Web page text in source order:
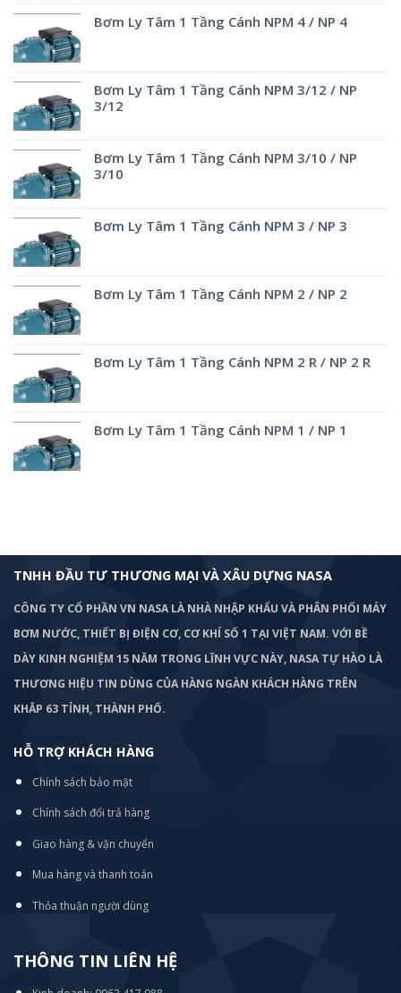
Bơm Ly Tâm 1 Tầng Cánh NPM 4 / NP 4
Bơm Ly Tâm 1 Tầng Cánh NPM 3/12 / NP
3/12
Bơm Ly Tâm 1 Tầng Cánh NPM 3/10 / NP
3/10
Bơm Ly Tâm 1 Tầng Cánh NPM 3 / NP 3
Bơm Ly Tâm 1 Tầng Cánh NPM 2 / NP 2
Bơm Ly Tâm 1 Tầng Cánh NPM 2 R / NP 2 R
Bơm Ly Tâm 1 Tầng Cánh NPM 1 / NP 1
TNHH ĐẦU TƯ THƯƠNG MẠI VÀ XÂU DỰNG NASA
CÔNG TY CỔ PHẦN VN NASA LÀ NHÀ NHẬP KHẨU VÀ PHÂN PHỐI MÁY
BƠM NƯỚC, THIẾT BỊ ĐIỆN CƠ, CƠ KHÍ SỐ 1 TẠI VIỆT NAM. VỚI BỀ
DÀY KINH NGHIỆM 15 NĂM TRONG LĨNH VỰC NÀY, NASA TỰ HÀO LÀ
THƯƠNG HIỆU TIN DÙNG CỦA HÀNG NGÀN KHÁCH HÀNG TRÊN
KHẮP 63 TỈNH, THÀNH PHỐ.
HỖ TRỢ KHÁCH HÀNG
Chính sách bảo mật
Chính sách đổi trả hàng
Giao hàng & vận chuyển
Mua hàng và thanh toán
Thỏa thuận người dùng
THÔNG TIN LIÊN HỆ